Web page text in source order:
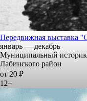
Передвижная выставка
январь — декабрь
Муниципальный
Лабинского район
от 20 ₽
12+